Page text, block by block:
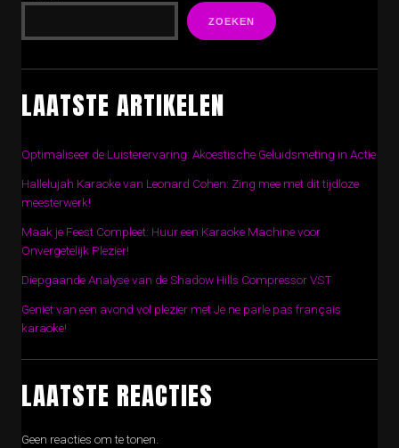
ZOEKEN
LAATSTE ARTIKELEN
Optimaliseer de Luisterervaring: Akoestische Geluidsmeting in Actie
Hallelujah Karaoke van Leonard Cohen: Zing mee met dit tijdloze
meesterwerk!
Maak je Feest Compleet: Huur een Karaoke Machine voor
Onvergetelijk Plezier!
Diepgaande Analyse van de Shadow Hills Compressor VST
Geniet van een avond vol plezier met Je ne parle pas français
karaoke!
LAATSTE REACTIES
Geen reacties om te tonen.